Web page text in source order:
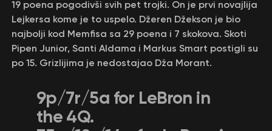
19 poena pogodivši svih pet trojki. On je prvi novajlija
Lejkersa kome je to uspelo. Džeren Džekson je bio
najbolji kod Memfisa sa 29 poena i 7 skokova. Skoti
Pipen Junior, Santi Aldama i Markus Smart postigli su
po 15. Grizlijima je nedostajao Dža Morant.
9p/7r/5a for LeBron in
the 4Q.